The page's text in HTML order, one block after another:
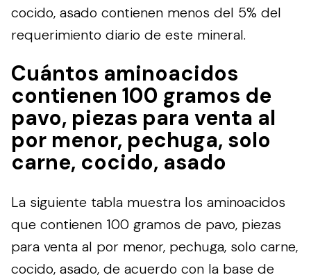
cocido, asado contienen menos del 5% del
requerimiento diario de este mineral.
Cuántos aminoacidos
contienen 100 gramos de
pavo, piezas para venta al
por menor, pechuga, solo
carne, cocido, asado
La siguiente tabla muestra los aminoacidos
que contienen 100 gramos de pavo, piezas
para venta al por menor, pechuga, solo carne,
cocido, asado, de acuerdo con la base de